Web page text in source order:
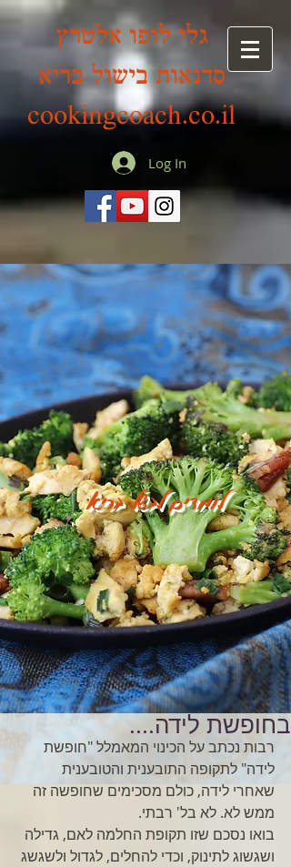
גלי לופו אלטרץ
סדנאות בישול בריא
cookingcoach.co.il
Log In
לומדים לבשל בריא
בחופשת לידה....
רבות נכתב על הכינוי המאמלל "חופשת
לידה" לתקופה התובענית והטובענית
שאחרי לידה, כולם מסכימים שחופשה זה
ממש לא. לא בל' רבתי.
בואו נסכם שזו תקופת החלמה לאם, גדילה
ושגשוג לתינוק, וכדי להחלים, לגדול ולשגשג